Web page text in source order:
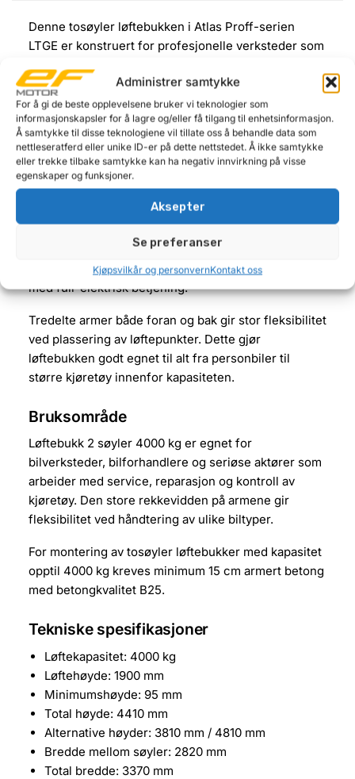
Administrer samtykke
For å gi de beste opplevelsene bruker vi teknologier som
informasjonskapsler for å lagre og/eller få tilgang til enhetsinformasjon.
Å samtykke til disse teknologiene vil tillate oss å behandle data som
nettleseratferd eller unike ID-er på dette nettstedet. Å ikke samtykke
eller trekke tilbake samtykke kan ha negativ innvirkning på visse
egenskaper og funksjoner.
Aksepter
Se preferanser
Kjøpsvilkår og personvernKontakt oss
Denne tosøyler løftebukken i Atlas Proff-serien
LTGE er konstruert for profesjonelle verksteder som
lang levetid. Kraftig søylekonstruksjon kombinert
med komponenter av høy kvalitet sikrer stabil og
sikker drift over tid.
Synkronisering skjer via kjeder i stedet for vaiere.
Dette gir mindre slitasje og mer nøyaktig
høydejustering mellom søylene. Løftesylindrene er
utstyrt med trinser med kulelager, noe som gir jevn
med rør fremfor slanger, som bidrar til økt robusthet
og redusert vedlikeholdsbehov. Løftebukken leveres
med full-elektrisk betjening.
Tredelte armer både foran og bak gir stor fleksibilitet
ved plassering av løftepunkter. Dette gjør
løftebukken godt egnet til alt fra personbiler til
større kjøretøy innenfor kapasiteten.
Bruksområde
Løftebukk 2 søyler 4000 kg er egnet for
bilverksteder, bilforhandlere og seriøse aktører som
arbeider med service, reparasjon og kontroll av
kjøretøy. Den store rekkevidden på armene gir
fleksibilitet ved håndtering av ulike biltyper.
For montering av tosøyler løftebukker med kapasitet
opptil 4000 kg kreves minimum 15 cm armert betong
med betongkvalitet B25.
Tekniske spesifikasjoner
Løftekapasitet: 4000 kg
Løftehøyde: 1900 mm
Minimumshøyde: 95 mm
Total høyde: 4410 mm
Alternative høyder: 3810 mm / 4810 mm
Bredde mellom søyler: 2820 mm
Total bredde: 3370 mm